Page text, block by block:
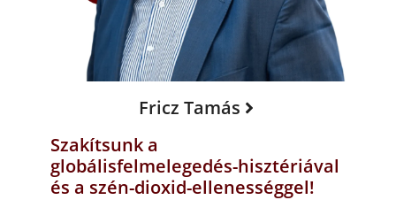
Fricz Tamás
Szakítsunk a
globálisfelmelegedés-hisztériával
és a szén-dioxid-ellenességgel!